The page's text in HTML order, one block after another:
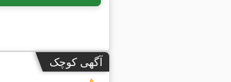
آگهی کوچک